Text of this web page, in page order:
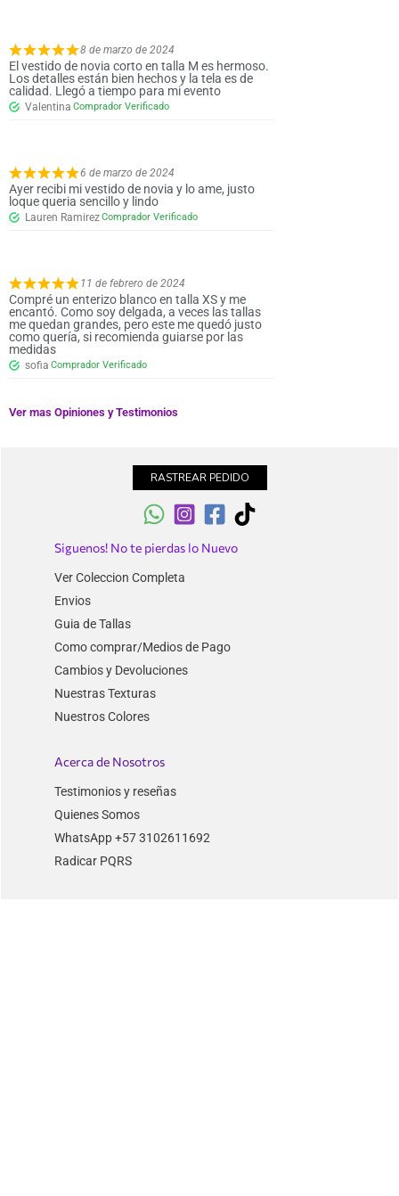
8 de marzo de 2024
El vestido de novia corto en talla M es hermoso.
Los detalles están bien hechos y la tela es de
calidad. Llegó a tiempo para mi evento
Valentina
6 de marzo de 2024
Ayer recibi mi vestido de novia y lo ame, justo
loque queria sencillo y lindo
Lauren Ramirez
11 de febrero de 2024
Compré un enterizo blanco en talla XS y me
encantó. Como soy delgada, a veces las tallas
me quedan grandes, pero este me quedó justo
como quería, si recomienda guiarse por las
medidas
sofia
Ver mas Opiniones y Testimonios
RASTREAR PEDIDO
Siguenos! No te pierdas lo Nuevo
Ver Coleccion Completa
Envios
Guia de Tallas
Como comprar/Medios de Pago
Cambios y Devoluciones
Nuestras Texturas
Nuestros Colores
Acerca de Nosotros
Testimonios y reseñas
Quienes Somos
WhatsApp +57 3102611692
Radicar PQRS